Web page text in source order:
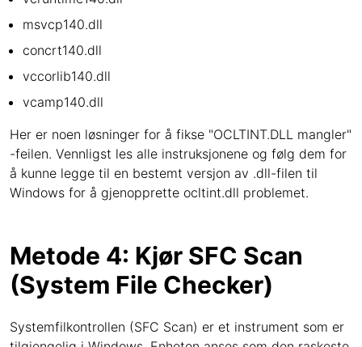
msvcp140.dll
concrt140.dll
vccorlib140.dll
vcamp140.dll
Her er noen løsninger for å fikse "OCLTINT.DLL mangler"
-feilen. Vennligst les alle instruksjonene og følg dem for
å kunne legge til en bestemt versjon av .dll-filen til
Windows for å gjenopprette ocltint.dll problemet.
Metode 4: Kjør SFC Scan
(System File Checker)
Systemfilkontrollen (SFC Scan) er et instrument som er